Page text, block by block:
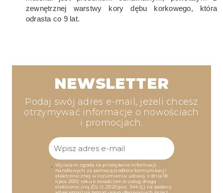
zewnętrznej warstwy kory dębu korkowego, która
odrasta co 9 lat.
NEWSLETTER
Podaj swój adres e-mail, jeżeli chcesz
otrzymywać informacje o nowościach
i promocjach.
Wyrażam zgodę na przesyłanie informacji
handlowych za pomocą środków komunikacji
elektronicznej w rozumieniu ustawy z dnia 18
lipca 2002 roku o świadczenie usług drogą
elektroniczną (Dz.U. 2020 poz. 344 tj.) na podany